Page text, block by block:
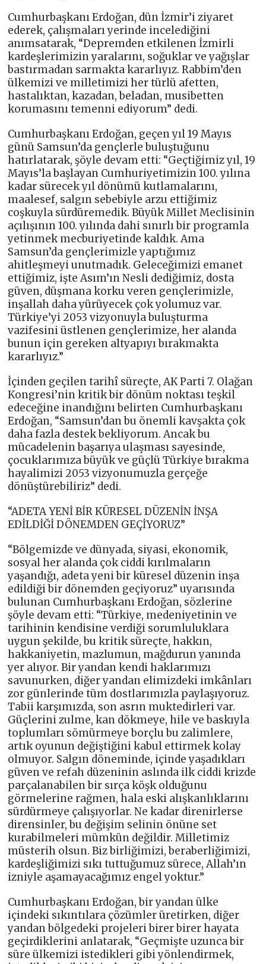
Cumhurbaşkanı Erdoğan, dün İzmir’i ziyaret
ederek, çalışmaları yerinde incelediğini
anımsatarak, “Depremden etkilenen İzmirli
kardeşlerimizin yaralarını, soğuklar ve yağışlar
bastırmadan sarmakta kararlıyız. Rabbim’den
ülkemizi ve milletimizi her türlü afetten,
hastalıktan, kazadan, beladan, musibetten
korumasını temenni ediyorum” dedi.
Cumhurbaşkanı Erdoğan, geçen yıl 19 Mayıs
günü Samsun’da gençlerle buluştuğunu
hatırlatarak, şöyle devam etti: “Geçtiğimiz yıl, 19
Mayıs’la başlayan Cumhuriyetimizin 100. yılına
kadar sürecek yıl dönümü kutlamalarını,
maalesef, salgın sebebiyle arzu ettiğimiz
coşkuyla sürdüremedik. Büyük Millet Meclisinin
açılışının 100. yılında dahi sınırlı bir programla
yetinmek mecburiyetinde kaldık. Ama
Samsun’da gençlerimizle yaptığımız
ahitleşmeyi unutmadık. Geleceğimizi emanet
ettiğimiz, işte Asım’ın Nesli dediğimiz, dosta
güven, düşmana korku veren gençlerimizle,
inşallah daha yürüyecek çok yolumuz var.
Türkiye’yi 2053 vizyonuyla buluşturma
vazifesini üstlenen gençlerimize, her alanda
bunun için gereken altyapıyı bırakmakta
kararlıyız.”
İçinden geçilen tarihî süreçte, AK Parti 7. Olağan
Kongresi’nin kritik bir dönüm noktası teşkil
edeceğine inandığını belirten Cumhurbaşkanı
Erdoğan, “Samsun’dan bu önemli kavşakta çok
daha fazla destek bekliyorum. Ancak bu
mücadelenin başarıya ulaşması sayesinde,
çocuklarımıza büyük ve güçlü Türkiye bırakma
hayalimizi 2053 vizyonumuzla gerçeğe
dönüştürebiliriz” dedi.
“ADETA YENİ BİR KÜRESEL DÜZENİN İNŞA
EDİLDİĞİ DÖNEMDEN GEÇİYORUZ”
“Bölgemizde ve dünyada, siyasi, ekonomik,
sosyal her alanda çok ciddi kırılmaların
yaşandığı, adeta yeni bir küresel düzenin inşa
edildiği bir dönemden geçiyoruz” uyarısında
bulunan Cumhurbaşkanı Erdoğan, sözlerine
şöyle devam etti: “Türkiye, medeniyetinin ve
tarihinin kendisine verdiği sorumluluklara
uygun şekilde, bu kritik süreçte, hakkın,
hakkaniyetin, mazlumun, mağdurun yanında
yer alıyor. Bir yandan kendi haklarımızı
savunurken, diğer yandan elimizdeki imkânları
zor günlerinde tüm dostlarımızla paylaşıyoruz.
Tabii karşımızda, son asrın muktedirleri var.
Güçlerini zulme, kan dökmeye, hile ve baskıyla
toplumları sömürmeye borçlu bu zalimlere,
artık oyunun değiştiğini kabul ettirmek kolay
olmuyor. Salgın döneminde, içinde yaşadıkları
güven ve refah düzeninin aslında ilk ciddi krizde
parçalanabilen bir sırça köşk olduğunu
görmelerine rağmen, hala eski alışkanlıklarını
sürdürmeye çalışıyorlar. Ne kadar direnirlerse
dirensinler, bu değişim selinin önüne set
kurabilmeleri mümkün değildir. Milletimiz
müsterih olsun. Biz birliğimizi, beraberliğimizi,
kardeşliğimizi sıkı tuttuğumuz sürece, Allah’ın
izniyle aşamayacağımız engel yoktur.”
Cumhurbaşkanı Erdoğan, bir yandan ülke
içindeki sıkıntılara çözümler üretirken, diğer
yandan bölgedeki projeleri birer birer hayata
geçirdiklerini anlatarak, “Geçmişte uzunca bir
süre ülkemizi istedikleri gibi yönlendirmek,